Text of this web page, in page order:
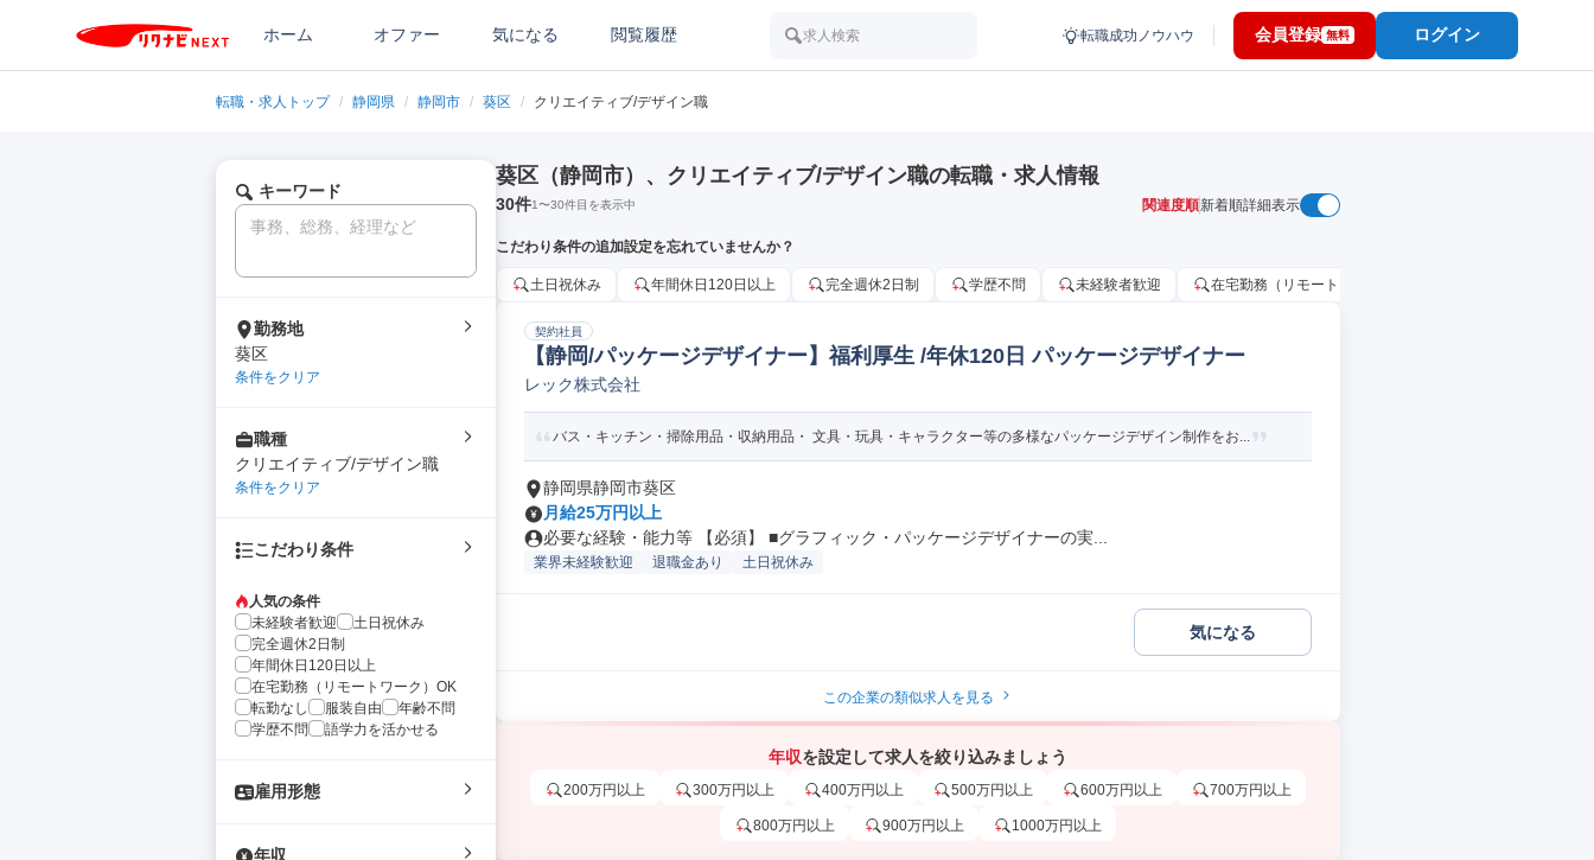
ホーム オファー 気になる 閲覧履歴 求人検索 転職成功ノウハウ 会員登録 無料 ログイン
転職・求人トップ / 静岡県 / 静岡市 / 葵区 / クリエイティブ/デザイン職
キーワード
勤務地
葵区
条件をクリア
職種
クリエイティブ/デザイン職
条件をクリア
こだわり条件
人気の条件
未経験者歓迎
土日祝休み
完全週休2日制
年間休日120日以上
在宅勤務（リモートワーク）OK
転勤なし
服装自由
年齢不問
学歴不問
語学力を活かせる
雇用形態
年収
葵区（静岡市）、クリエイティブ/デザイン職の転職・求人情報
30件1〜30件目を表示中 関連度順新着順詳細表示
こだわり条件の追加設定を忘れていませんか？
土日祝休み 年間休日120日以上 完全週休2日制 学歴不問 未経験者歓迎 在宅勤務（リモートワーク）OK
契約社員
【静岡/パッケージデザイナー】福利厚生 /年休120日 パッケージデザイナー
レック株式会社
バス・キッチン・掃除用品・収納用品・ 文具・玩具・キャラクター等の多様なパッケージデザイン制作をお...
静岡県静岡市葵区
月給25万円以上
必要な経験・能力等 【必須】 ■グラフィック・パッケージデザイナーの実...
業界未経験歓迎 退職金あり 土日祝休み
気になる
この企業の類似求人を見る
年収を設定して求人を絞り込みましょう
200万円以上 300万円以上 400万円以上 500万円以上 600万円以上 700万円以上
800万円以上 900万円以上 1000万円以上